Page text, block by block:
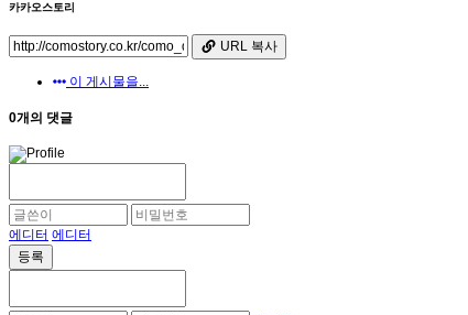
카카오스토리
URL 복사
이 게시물을...
0개의 댓글
에디터 에디터
등록